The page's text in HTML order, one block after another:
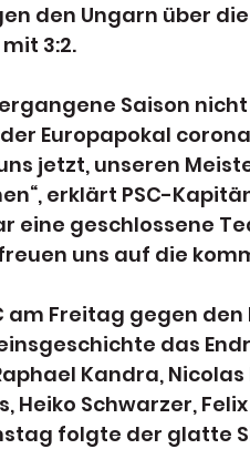
den Ungarn über
3:2.
Saison
Europapokal
jetzt, unseren
erklärt PSC-
eine geschlossene
uns auf die
am Freitag gegen
das
Kandra,
Heiko Schwarzer,
folgte der glatte